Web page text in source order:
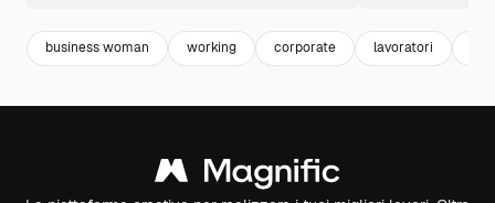
business woman working corporate lavoratori